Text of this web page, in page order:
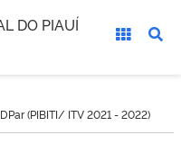
DO PIAUÍ
(PIBITI/ ITV 2021 - 2022)